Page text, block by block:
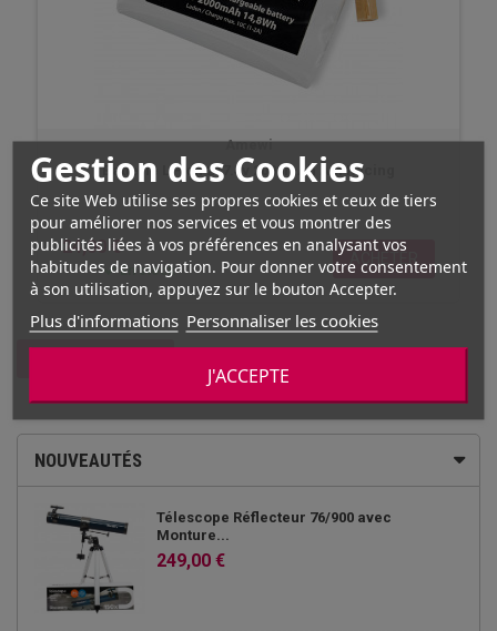
Gestion des Cookies
Ce site Web utilise ses propres cookies et ceux de tiers
pour améliorer nos services et vous montrer des
publicités liées à vos préférences en analysant vos
habitudes de navigation. Pour donner votre consentement
à son utilisation, appuyez sur le bouton Accepter.
Plus d'informations Personnaliser les cookies
J'ACCEPTE
NOUVEAUTÉS
Télescope Réflecteur 76/900 avec
Monture...
249,00 €
Amewi
Batterie Li-Ion 2s7.4v 2000mAh AM Racing
24,00 €
En stock
ACHETER